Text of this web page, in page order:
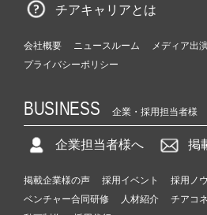
チアキャリアとは
会社概要 ニュースルーム
メディア出
プライバシーポリシー
BUSINESS 企業・採用担当者様
企業担当者様へ 掲
掲載企業様の声 採用イベント 採用ノ
ベンチャー合同研修
人材紹介 チアコ